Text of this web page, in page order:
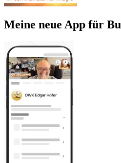
Meine neue App für